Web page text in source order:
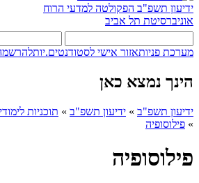
ידיעון תשפ"ב הפקולטה למדעי הרוח
אוניברסיטת תל אביב
מערכת פניותאזור אישי לסטודנטים.יות
הינך נמצא כאן
ידיעון תשפ"ב » ידיעון תשפ"ב » תוכניות
» פילוסופיה
פילוסופיה